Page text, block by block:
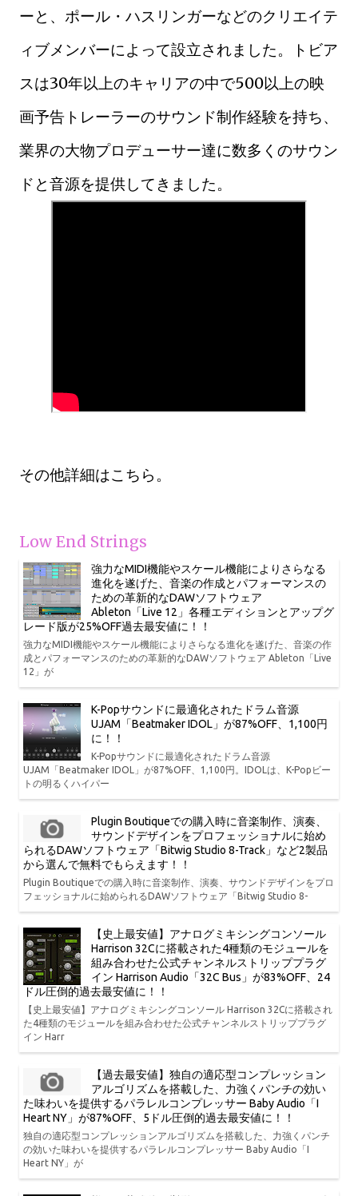
ーと、ポール・ハスリンガーなどのクリエイテ
ィブメンバーによって設立されました。トビア
スは30年以上のキャリアの中で500以上の映
画予告トレーラーのサウンド制作経験を持ち、
業界の大物プロデューサー達に数多くのサウン
ドと音源を提供してきました。
その他詳細はこちら。
Low End Strings
強力なMIDI機能やスケール機能によりさらなる
進化を遂げた、音楽の作成とパフォーマンスの
ための革新的なDAWソフトウェア
Ableton「Live 12」各種エディションとアップグ
レード版が25%OFF過去最安値に！！
強力なMIDI機能やスケール機能によりさらなる進化を遂げた、音楽の作
成とパフォーマンスのための革新的なDAWソフトウェア Ableton「Live
12」が
K-Popサウンドに最適化されたドラム音源
UJAM「Beatmaker IDOL」が87%OFF、1,100円
に！！
K-Popサウンドに最適化されたドラム音源
UJAM「Beatmaker IDOL」が87%OFF、1,100円。IDOLは、K-Popビー
トの明るくハイパー
Plugin Boutiqueでの購入時に音楽制作、演奏、
サウンドデザインをプロフェッショナルに始め
られるDAWソフトウェア「Bitwig Studio 8-Track」など2製品
から選んで無料でもらえます！！
Plugin Boutiqueでの購入時に音楽制作、演奏、サウンドデザインをプロ
フェッショナルに始められるDAWソフトウェア「Bitwig Studio 8-
【史上最安値】アナログミキシングコンソール
Harrison 32Cに搭載された4種類のモジュールを
組み合わせた公式チャンネルストリッププラグ
イン Harrison Audio「32C Bus」が83%OFF、24
ドル圧倒的過去最安値に！！
【史上最安値】アナログミキシングコンソール Harrison 32Cに搭載され
た4種類のモジュールを組み合わせた公式チャンネルストリッププラグ
イン Harr
【過去最安値】独自の適応型コンプレッション
アルゴリズムを搭載した、力強くパンチの効い
た味わいを提供するパラレルコンプレッサー Baby Audio「I
Heart NY」が87%OFF、5ドル圧倒的過去最安値に！！
独自の適応型コンプレッションアルゴリズムを搭載した、力強くパンチ
の効いた味わいを提供するパラレルコンプレッサー Baby Audio「I
Heart NY」が